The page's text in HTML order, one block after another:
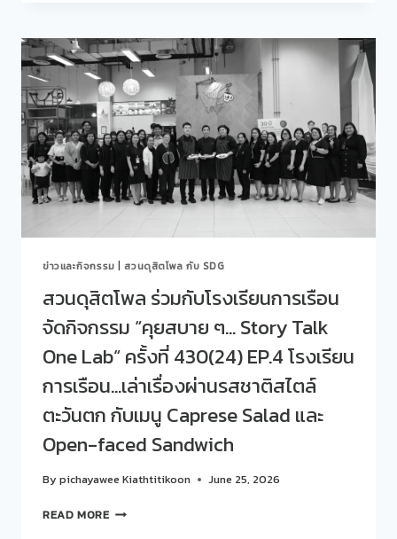
LEARN
เรียน
รู้
จาก
คน
ทำงาน
จริง
เสียง
จาก
สถาน
หน่วย
มอง
สายตา
หัวหน้า
งาน
ร่วม
กับ
ศูนย์
สนเทศ
แนะแนว
การ
ศึกษา
และ
อาชีพ
จัด
ๆ…
STORY
TALK
ONE
LAB“
ครั้ง
431(25)
CONCEPT:
SDU
OPPORTUNITY
75
เปลี่ยน
ข่าวและกิจกรรม สวนดุสิตโพล กับ SDG
สวนดุสิตโพล ร่วมกับโรงเรียนการเรือน
จัดกิจกรรม “คุยสบาย ๆ… Story Talk
One Lab“ ครั้งที่ 430(24) EP.4 โรงเรียน
การเรือน…เล่าเรื่องผ่านรสชาติสไตล์
ตะวันตก กับเมนู Caprese Salad และ
Open-faced Sandwich
Bypichayawee Kiathtitikoon June 25, 2026
READ MOREสวน